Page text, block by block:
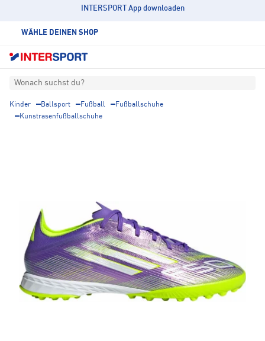
INTERSPORT App downloaden
WÄHLE DEINEN SHOP
Wonach suchst du?
Kinder Ballsport Fußball
Fußballschuhe
Kunstrasenfußballschuhe